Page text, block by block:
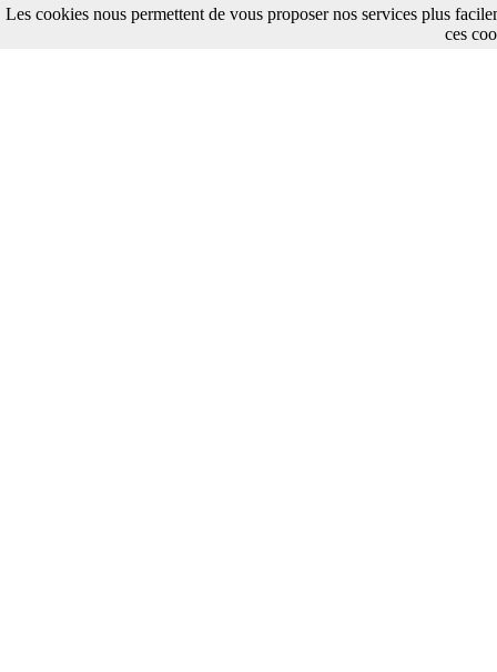
Les cookies nous permettent de vous proposer nos services plus
ces